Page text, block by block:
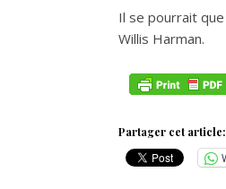
Il se pourrait
Willis Harman.
Partager cet article: